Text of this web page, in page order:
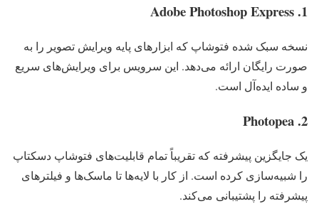
1. Adobe Photoshop Express
نسخه سبک‌ شده فتوشاپ که ابزارهای پایه ویرایش تصویر را به
صورت رایگان ارائه می‌دهد. این سرویس برای ویرایش‌های سریع
و ساده ایده‌آل است.
2. Photopea
یک جایگزین پیشرفته که تقریباً تمام قابلیت‌های فتوشاپ دسکتاپ
را شبیه‌سازی کرده است. از کار با لایه‌ها تا ماسک‌ها و فیلترهای
پیشرفته را پشتیبانی می‌کند.